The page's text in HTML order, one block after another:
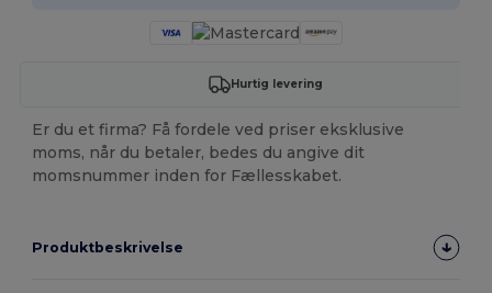
Hurtig levering
Er du et firma? Få fordele ved priser eksklusive
moms, når du betaler, bedes du angive dit
momsnummer inden for Fællesskabet.
Produktbeskrivelse